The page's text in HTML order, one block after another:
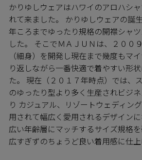
かりゆしウェアはハワイのアロハシ
れて来ました。 かりゆしウェアの誕
年ころまでゆったり規格の開襟シャ
した。 そこでＭＡＪＵＮは、２００
（細身）を開発し現在まで幾度もマ
り返しながら一番快適で着やすい形
た。 現在（２０１７年時点）では、
のゆったり型より多く生産されビジ
り カジュアル、リゾートウェディン
用されて幅広く愛用されるデザイン
広い年齢層にマッチするサイズ規格
広すぎずのちょうど良い着用感に仕上